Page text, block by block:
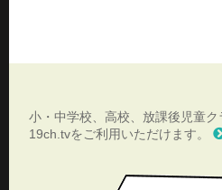
小・中学校、高校、放課後児童
19ch.tvをご利用いただけます。